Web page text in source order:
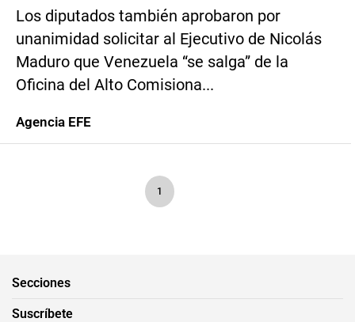
Los diputados también aprobaron por
unanimidad solicitar al Ejecutivo de Nicolás
Maduro que Venezuela “se salga” de la
Oficina del Alto Comisiona...
Agencia EFE
1
Secciones
Suscríbete